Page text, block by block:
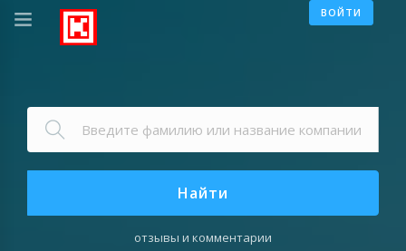
ВОЙТИ
Найти
отзывы и комментарии